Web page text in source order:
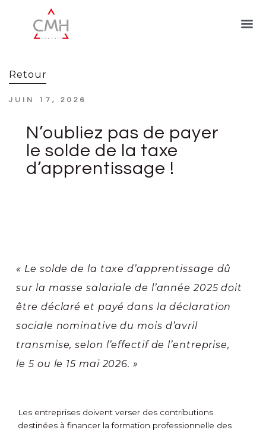
Retour
JUIN 17, 2026
N’oubliez pas de payer
le solde de la taxe
d’apprentissage !
« Le solde de la taxe d’apprentissage dû
sur la masse salariale de l’année 2025 doit
être déclaré et payé dans la déclaration
sociale nominative du mois d’avril
transmise, selon l’effectif de l’entreprise,
le 5 ou le 15 mai 2026. »
Les entreprises doivent verser des contributions
destinées à financer la formation professionnelle des